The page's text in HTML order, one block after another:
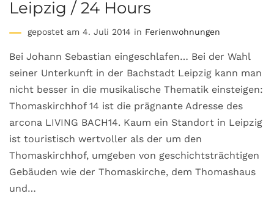
Leipzig / 24 Hours
gepostet am 4. Juli 2014 in Ferienwohnungen
Bei Johann Sebastian eingeschlafen… Bei der Wahl
seiner Unterkunft in der Bachstadt Leipzig kann man
nicht besser in die musikalische Thematik einsteigen:
Thomaskirchhof 14 ist die prägnante Adresse des
arcona LIVING BACH14. Kaum ein Standort in Leipzig
ist touristisch wertvoller als der um den
Thomaskirchhof, umgeben von geschichtsträchtigen
Gebäuden wie der Thomaskirche, dem Thomashaus
und…